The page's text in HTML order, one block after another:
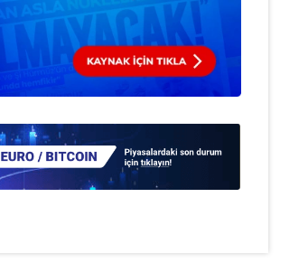
ilgili bilgi almak için lütfentıklayınız